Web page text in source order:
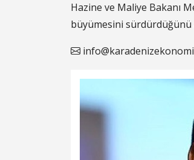
Hazine ve Maliye Bakanı
büyümesini sürdürdüğünü